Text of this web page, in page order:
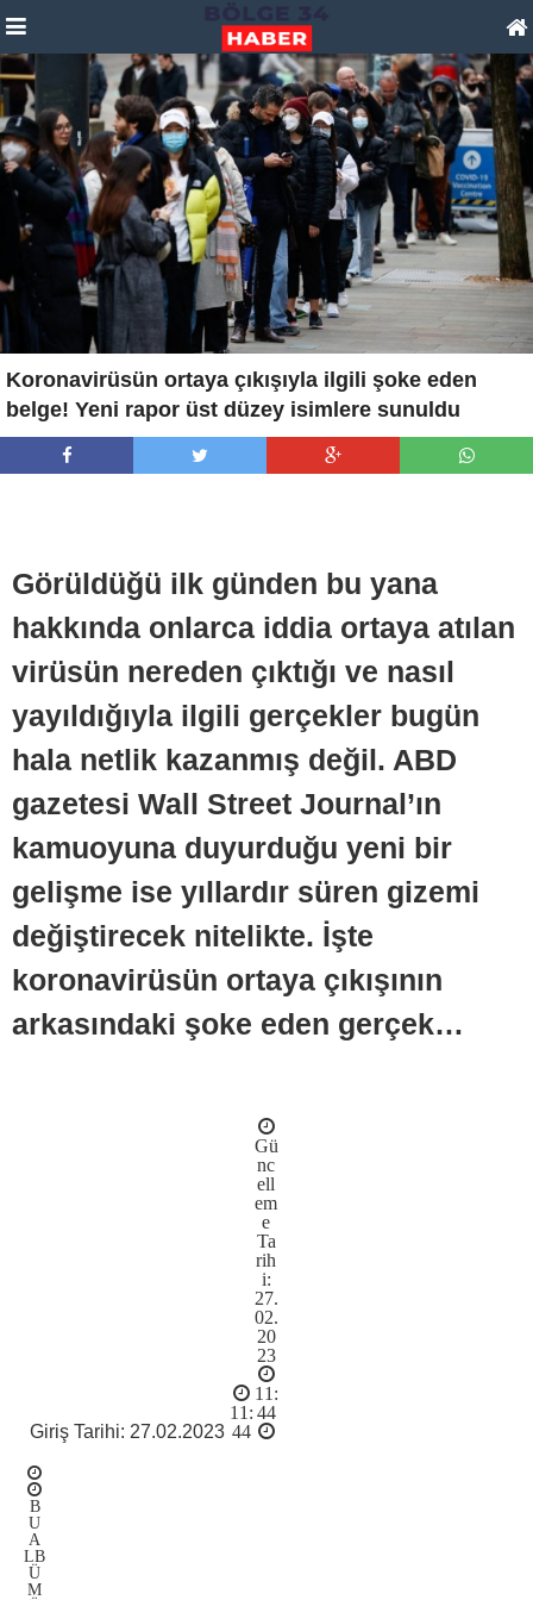
Koronavirüsün ortaya çıkışıyla ilgili şoke eden
belge! Yeni rapor üst düzey isimlere sunuldu
Görüldüğü ilk günden bu yana
hakkında onlarca iddia ortaya atılan
virüsün nereden çıktığı ve nasıl
yayıldığıyla ilgili gerçekler bugün
hala netlik kazanmış değil. ABD
gazetesi Wall Street Journal’ın
kamuoyuna duyurduğu yeni bir
gelişme ise yıllardır süren gizemi
değiştirecek nitelikte. İşte
koronavirüsün ortaya çıkışının
arkasındaki şoke eden gerçek…
Giriş Tarihi: 27.02.2023
11:
44
Gü
nc
ell
em
e
Ta
rih
i:
27.
02.
20
23
11:
44
B
U
A
LB
Ü
M